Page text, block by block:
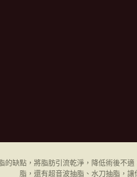
的缺點，將脂肪引流乾淨，降低術後不
脂，還有超音波抽脂、水刀抽脂，讓